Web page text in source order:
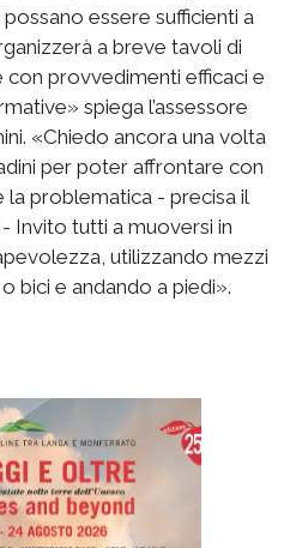
essere sufficienti a
a breve tavoli di
provvedimenti efficaci e
spiega l’assessore
«Chiedo ancora una volta
per poter affrontare con
problematica - precisa il
Invito tutti a muoversi in
utilizzando mezzi
bici e andando a piedi».